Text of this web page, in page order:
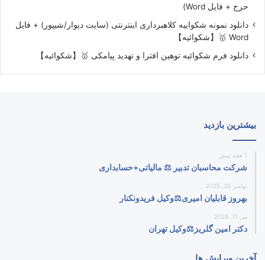
حرج + فایل Word)
دانلود نمونه شکواییه کلاهبرداری اینترنتی (سایت دیوار/شیپور) + فایل
Word 🥇【شکوائیه】
دانلود فرم شکوائیه توهین افترا و تهدید پیامکی 🥇【شکوائیه】
بیشترین بازدید
1 هفته پیش
شرکت محاسبان تدبیر ⚖️ مالیاتی+حسابداری
نوامبر 26, 2025
بهروز قابلیان امیری⚖️وکیل فریدونکنار
می 11, 2026
دکتر امین گلریز⚖️وکیل تهران